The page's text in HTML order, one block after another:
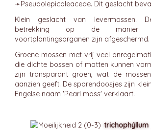
➛Pseudolepicoleaceae. Dit geslacht
Klein geslacht van levermossen.
betrekking op de manier
voortplantingsorganen zijn afgeschermd.
Groene mossen met vrij veel
die dichte bossen of matten kunnen
zijn transparant groen, wat de
aanzien geeft. De sporendoosjes zijn
Engelse naam 'Pearl moss' verklaart.
trichophýllum